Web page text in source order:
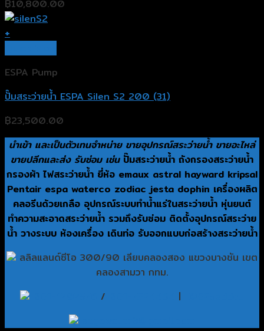
฿10,800.00
+
ESPA Pump
ปั๊มสระว่ายน้ำ ESPA Silen S2 200 (31)
฿23,500.00
นำเข้า และเป็นตัวเทนจำหน่าย ขายอุปกรณ์สระว่ายน้ำ ขายอะไหล่
ขายปลีกและส่ง รับซ่อม เช่น ปั๊มสระว่ายน้ำ ถังกรองสระว่ายน้ำ
กรองผ้า ไฟสระว่ายน้ำ ยี่ห้อ emaux astral hayward kripsal
Pentair espa waterco zodiac jesta dophin เครื่องผลิต
คลอรีนด้วยเกลือ อุปกรณ์ระบบทำน้ำแร่ในสระว่ายน้ำ หุ่นยนต์
ทำความสะอาดสระว่ายน้ำ รวมถึงรับซ่อม ติดตั้งอุปกรณ์สระว่าย
น้ำ วางระบบ ห้องเครื่อง เดินท่อ รับออกแบบก่อสร้างสระว่ายน้ำ
ลลิลแลนด์ซีโอ 300/90 เลียบคลองสอง แขวงบางชัน เขต
คลองสามวา กทม.
/ |